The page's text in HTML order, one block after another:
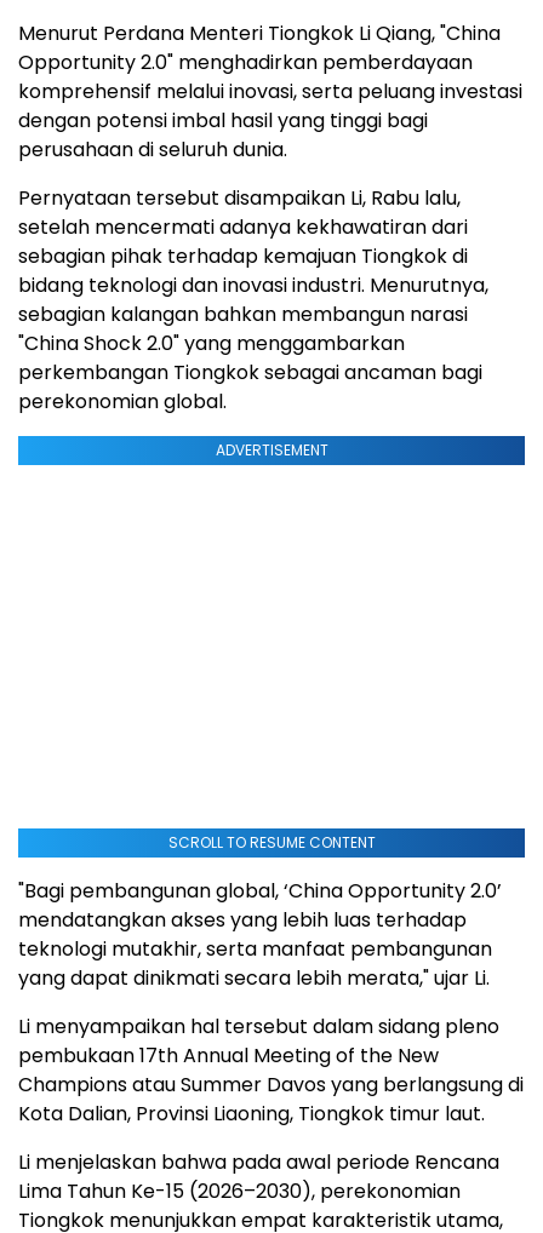
Menurut Perdana Menteri Tiongkok Li Qiang, "China
Opportunity 2.0" menghadirkan pemberdayaan
komprehensif melalui inovasi, serta peluang investasi
dengan potensi imbal hasil yang tinggi bagi
perusahaan di seluruh dunia.
Pernyataan tersebut disampaikan Li, Rabu lalu,
setelah mencermati adanya kekhawatiran dari
sebagian pihak terhadap kemajuan Tiongkok di
bidang teknologi dan inovasi industri. Menurutnya,
sebagian kalangan bahkan membangun narasi
"China Shock 2.0" yang menggambarkan
perkembangan Tiongkok sebagai ancaman bagi
perekonomian global.
ADVERTISEMENT
SCROLL TO RESUME CONTENT
"Bagi pembangunan global, ‘China Opportunity 2.0’
mendatangkan akses yang lebih luas terhadap
teknologi mutakhir, serta manfaat pembangunan
yang dapat dinikmati secara lebih merata," ujar Li.
Li menyampaikan hal tersebut dalam sidang pleno
pembukaan 17th Annual Meeting of the New
Champions atau Summer Davos yang berlangsung di
Kota Dalian, Provinsi Liaoning, Tiongkok timur laut.
Li menjelaskan bahwa pada awal periode Rencana
Lima Tahun Ke-15 (2026–2030), perekonomian
Tiongkok menunjukkan empat karakteristik utama,